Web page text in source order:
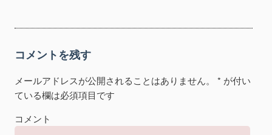
コメントを残す
メールアドレスが公開されることはありません。 * が付い
ている欄は必須項目です
コメント